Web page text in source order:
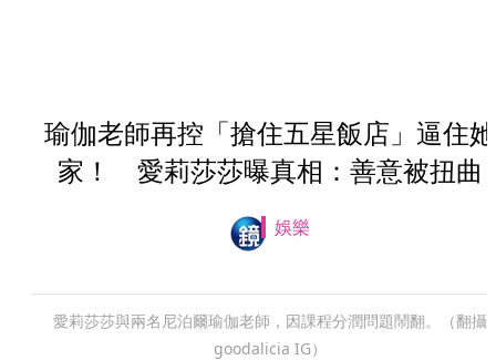
瑜伽老師再控「搶住五星飯店」逼住她
家！ 愛莉莎莎曝真相：善意被扭曲
娛樂
愛莉莎莎與兩名尼泊爾瑜伽老師，因課程分潤問題鬧翻。（翻攝
goodalicia IG）